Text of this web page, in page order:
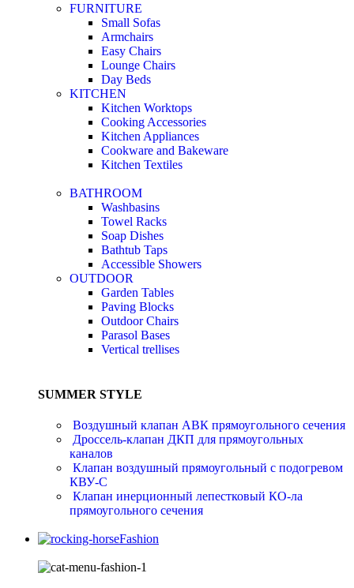
FURNITURE
Small Sofas
Armchairs
Easy Chairs
Lounge Chairs
Day Beds
KITCHEN
Kitchen Worktops
Cooking Accessories
Kitchen Appliances
Cookware and Bakeware
Kitchen Textiles
BATHROOM
Washbasins
Towel Racks
Soap Dishes
Bathtub Taps
Accessible Showers
OUTDOOR
Garden Tables
Paving Blocks
Outdoor Chairs
Parasol Bases
Vertical trellises
SUMMER STYLE
Воздушный клапан АВК прямоугольного сечения
Дроссель-клапан ДКП для прямоугольных
каналов
Клапан воздушный прямоугольный с подогревом
КВУ-С
Клапан инерционный лепестковый КО-ла
прямоугольного сечения
Fashion